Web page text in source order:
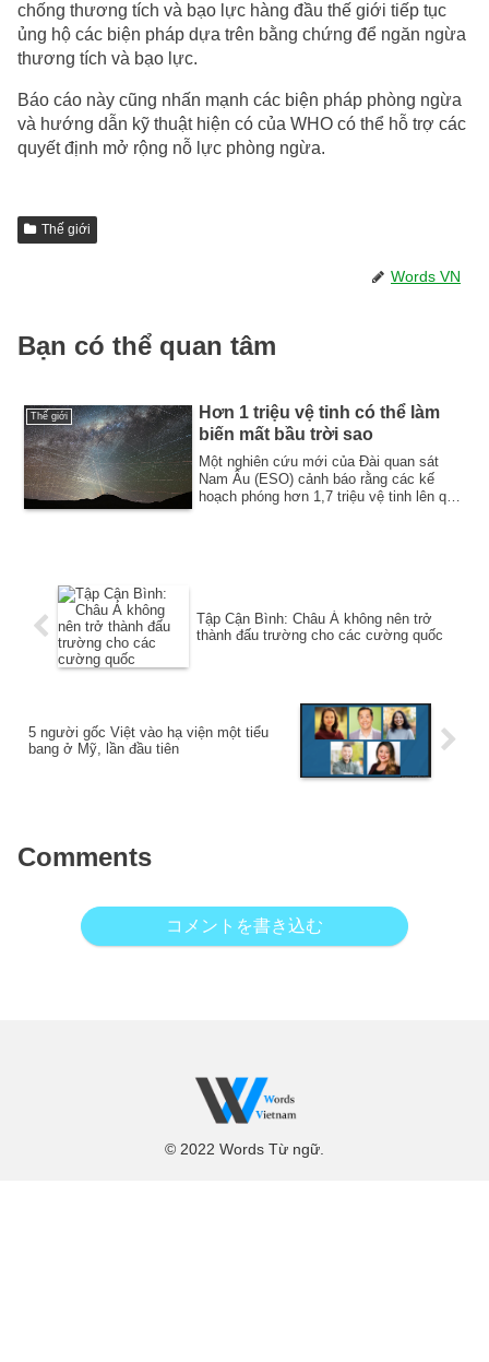
chống thương tích và bạo lực hàng đầu thế giới tiếp tục
ủng hộ các biện pháp dựa trên bằng chứng để ngăn ngừa
thương tích và bạo lực.
Báo cáo này cũng nhấn mạnh các biện pháp phòng ngừa
và hướng dẫn kỹ thuật hiện có của WHO có thể hỗ trợ các
quyết định mở rộng nỗ lực phòng ngừa.
Thế giới
Words VN
Bạn có thể quan tâm
Thế giới
Hơn 1 triệu vệ tinh có thể làm
biến mất bầu trời sao
Một nghiên cứu mới của Đài quan sát
Nam Âu (ESO) cảnh báo rằng các kế
hoạch phóng hơn 1,7 triệu vệ tinh lên quỹ
Tập Cận Bình: Châu Á không nên trở
thành đấu trường cho các cường quốc
5 người gốc Việt vào hạ viện một tiểu
bang ở Mỹ, lần đầu tiên
Comments
コメントを書き込む
© 2022 Words Từ ngữ.